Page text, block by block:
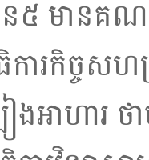
៥ មានគណៈ
ារកិច្ចសហ
ៀងអាហារ